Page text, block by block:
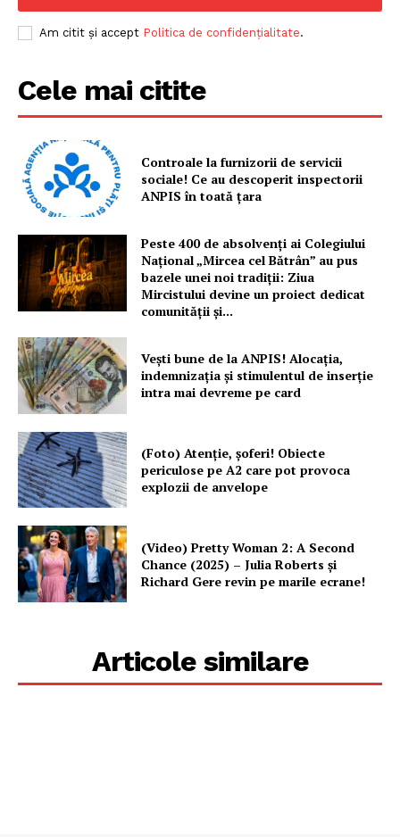
Am citit și accept Politica de confidențialitate.
Cele mai citite
Controale la furnizorii de servicii
sociale! Ce au descoperit inspectorii
ANPIS în toată țara
Peste 400 de absolvenți ai Colegiului
Național „Mircea cel Bătrân” au pus
bazele unei noi tradiții: Ziua
Mircistului devine un proiect dedicat
comunității și...
Vești bune de la ANPIS! Alocația,
indemnizația și stimulentul de inserție
intra mai devreme pe card
(Foto) Atenție, șoferi! Obiecte
periculose pe A2 care pot provoca
explozii de anvelope
(Video) Pretty Woman 2: A Second
Chance (2025) – Julia Roberts și
Richard Gere revin pe marile ecrane!
Articole similare